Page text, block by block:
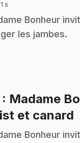
s
Bonheur
les jambes.
: Madame
et canard
Bonheur